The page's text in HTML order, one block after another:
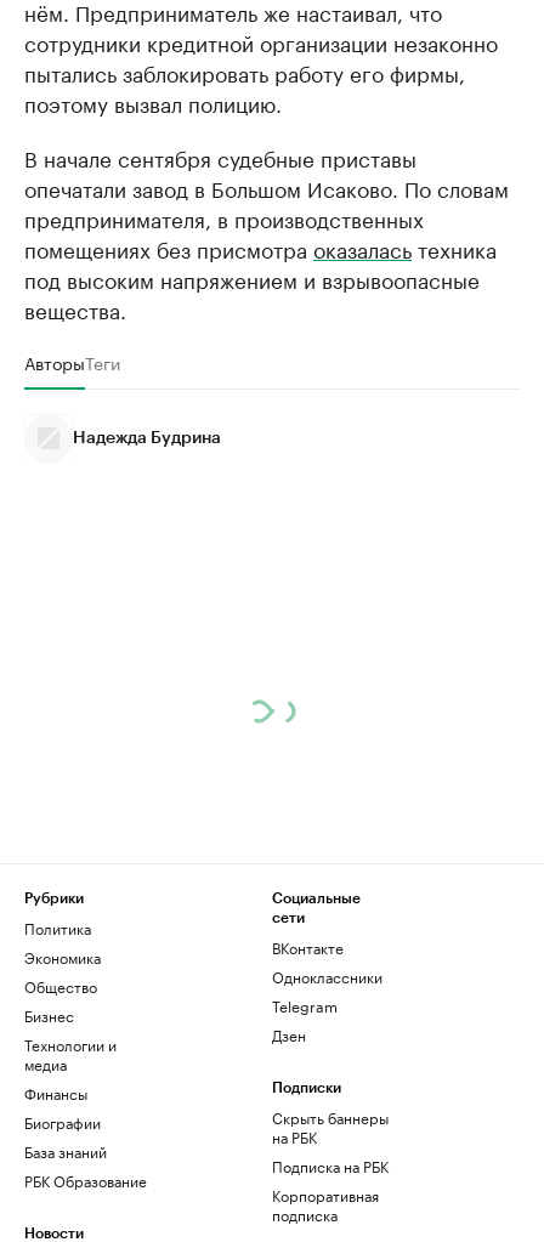
нём. Предприниматель же настаивал, что
сотрудники кредитной организации незаконно
пытались заблокировать работу его фирмы,
поэтому вызвал полицию.
В начале сентября судебные приставы
опечатали завод в Большом Исаково. По словам
предпринимателя, в производственных
помещениях без присмотра оказаласьтехника
под высоким напряжением и взрывоопасные
вещества.
АвторыТеги
Надежда Будрина
Рубрики
Политика
Экономика
Общество
Бизнес
Технологии и
медиа
Финансы
Биографии
База знаний
РБК Образование
Новости
Социальные
сети
ВКонтакте
Одноклассники
Telegram
Дзен
Подписки
Скрыть баннеры
на РБК
Подписка на РБК
Корпоративная
подписка